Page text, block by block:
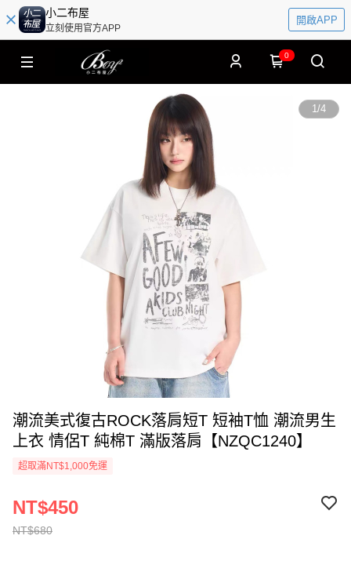
小二布屋
立刻使用官方APP
開啟APP
0
1/4
潮流美式復古ROCK落肩短T 短袖T恤 潮流男生
上衣 情侶T 純棉T 滿版落肩【NZQC1240】
超取滿NT$1,000免運
NT$680
NT$450